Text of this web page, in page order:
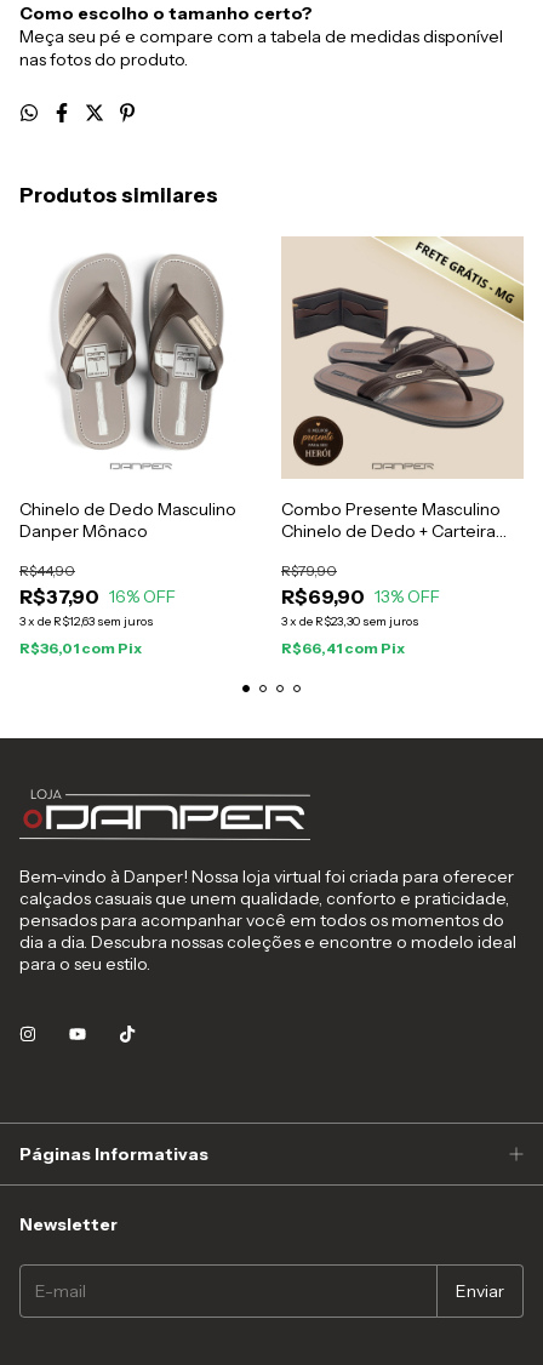
Como escolho o tamanho certo?
Meça seu pé e compare com a tabela de medidas disponível
nas fotos do produto.
Produtos similares
Chinelo de Dedo Masculino
Danper Mônaco
R$37,90
R$44,90
16% OFF
3x de R$12,63 sem juros
R$36,01 com Pix
Combo Presente Masculino
Chinelo de Dedo + Carteira
R$69,90
R$79,90
13% OFF
3x de R$23,30 sem juros
R$66,41 com Pix
Bem-vindo à Danper! Nossa loja virtual foi criada para oferecer
calçados casuais que unem qualidade, conforto e praticidade,
pensados para acompanhar você em todos os momentos do
dia a dia. Descubra nossas coleções e encontre o modelo ideal
para o seu estilo.
Páginas Informativas
Newsletter